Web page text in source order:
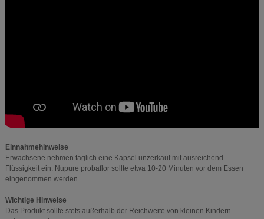
Einnahmehinweise
Erwachsene nehmen täglich eine Kapsel unzerkaut mit ausreichend
Flüssigkeit ein. Nupure probaflor sollte etwa 10-20 Minuten vor dem Essen
eingenommen werden.
Wichtige Hinweise
Das Produkt sollte stets außerhalb der Reichweite von kleinen Kindern